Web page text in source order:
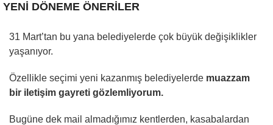
YENİ DÖNEME ÖNERİLER
31 Mart’tan bu yana belediyelerde çok büyük değişiklikler
yaşanıyor.
Özellikle seçimi yeni kazanmış belediyelerde muazzam
bir iletişim gayreti gözlemliyorum.
Bugüne dek mail almadığımız kentlerden, kasabalardan